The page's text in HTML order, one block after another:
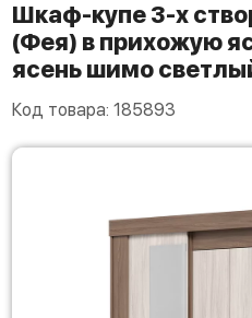
Шкаф-купе 3-х створчатый Андрей-Е
(Фея) в прихожую
ясень шимо
Код товара: 185893